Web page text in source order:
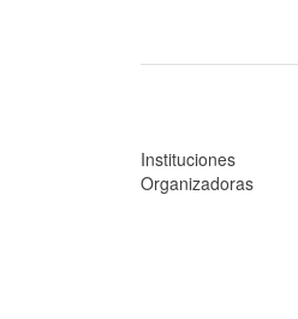
Instituciones
Organizadoras